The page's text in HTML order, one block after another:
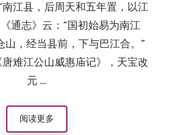
南江县，后周天和五年置，以江
通志》云：“国初始易为南江
山，经当县前，下与巴江合。”
唐难江公山威惠庙记》，天宝改
元 …
阅读更多